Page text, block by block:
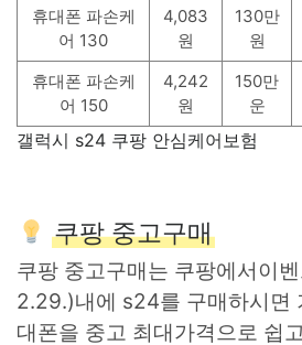
휴대폰 파손케
어 130
4,083
원
130만
원
휴대폰 파손케
어 150
4,242
원
150만
운
갤럭시 s24 쿠팡 안심케어보험
쿠팡 중고구매
쿠팡 중고구매는 쿠팡에서이
2.29.)내에 s24를 구매하시면
대폰을 중고 최대가격으로 쉽